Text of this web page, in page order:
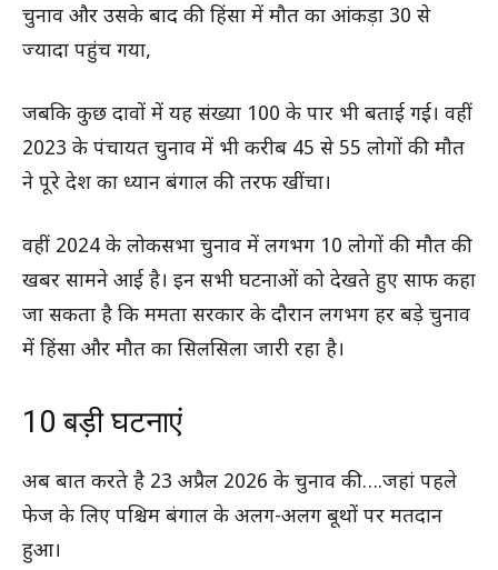
चुनाव और उसके बाद की हिंसा में मौत का आंकड़ा 30 से
ज्यादा पहुंच गया,
जबकि कुछ दावों में यह संख्या 100 के पार भी बताई गई। वहीं
2023 के पंचायत चुनाव में भी करीब 45 से 55 लोगों की मौत
ने पूरे देश का ध्यान बंगाल की तरफ खींचा।
वहीं 2024 के लोकसभा चुनाव में लगभग 10 लोगों की मौत की
खबर सामने आई है। इन सभी घटनाओं को देखते हुए साफ कहा
जा सकता है कि ममता सरकार के दौरान लगभग हर बड़े चुनाव
में हिंसा और मौत का सिलसिला जारी रहा है।
10 बड़ी घटनाएं
अब बात करते है 23 अप्रैल 2026 के चुनाव की….जहां पहले
फेज के लिए पश्चिम बंगाल के अलग-अलग बूथों पर मतदान
हुआ।